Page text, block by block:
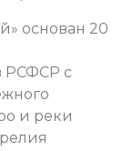
основан 20
РСФСР с
и реки